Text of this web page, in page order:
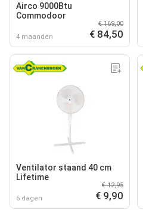
Airco 9000Btu
Commodoor
4 maanden
€ 169,00
€ 84,50
Ventilator staand 40 cm
Lifetime
6 dagen
€ 12,95
€ 9,90